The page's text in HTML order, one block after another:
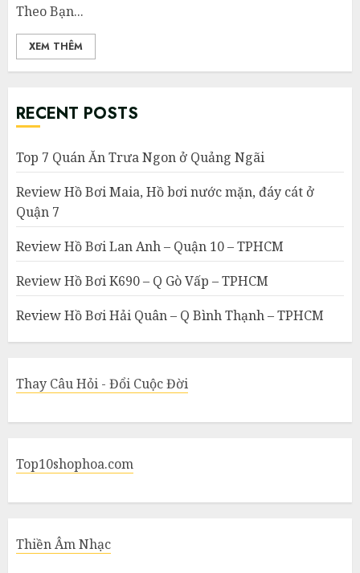
Theo Bạn...
XEM THÊM
RECENT POSTS
Top 7 Quán Ăn Trưa Ngon ở Quảng Ngãi
Review Hồ Bơi Maia, Hồ bơi nước mặn, đáy cát ở
Quận 7
Review Hồ Bơi Lan Anh – Quận 10 – TPHCM
Review Hồ Bơi K690 – Q Gò Vấp – TPHCM
Review Hồ Bơi Hải Quân – Q Bình Thạnh – TPHCM
Thay Câu Hỏi - Đổi Cuộc Đời
Top10shophoa.com
Thiền Âm Nhạc